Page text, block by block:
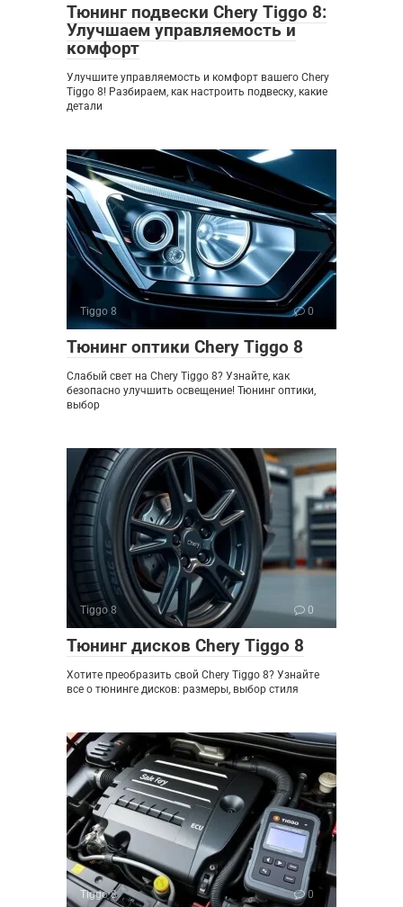
Тюнинг подвески Chery Tiggo 8:
Улучшаем управляемость и
комфорт
Улучшите управляемость и комфорт вашего Chery
Tiggo 8! Разбираем, как настроить подвеску, какие
детали
Tiggo 8 0
Тюнинг оптики Chery Tiggo 8
Слабый свет на Chery Tiggo 8? Узнайте, как
безопасно улучшить освещение! Тюнинг оптики,
выбор
Tiggo 8 0
Тюнинг дисков Chery Tiggo 8
Хотите преобразить свой Chery Tiggo 8? Узнайте
все о тюнинге дисков: размеры, выбор стиля
Tiggo 8 0